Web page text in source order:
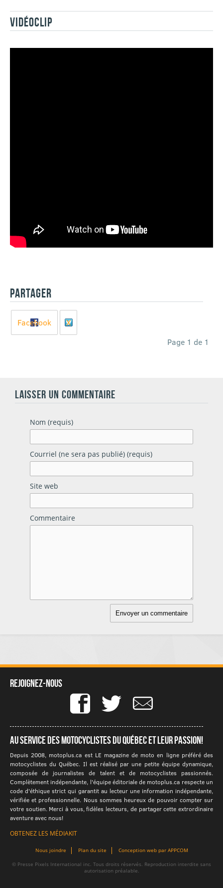
VIDÉOCLIP
PARTAGER
Facebook
X
Page 1 de 1
LAISSER UN COMMENTAIRE
Nom (requis)
Courriel (ne sera pas publié) (requis)
Site web
Commentaire
Rejoignez-nous
Au service des motocyclistes du québec et leur passion!
Depuis 2008, motoplus.ca est LE magazine de moto en ligne préféré des
motocyclistes du Québec. Il est réalisé par une petite équipe dynamique,
composée de journalistes de talent et de motocyclistes passionnés.
Complètement indépendante, l'équipe éditoriale de motoplus.ca respecte un
code d'éthique strict qui garantit au lecteur une information indépendante,
vérifiée et professionnelle. Nous sommes heureux de pouvoir compter sur
votre soutien. Merci à vous, fidèles lecteurs, de partager cette extrordinaire
aventure avec nous!
OBTENEZ LES MÉDIAKIT
Nous joindre Plan du site Conception web par APPCOM
© Presse Pixels International inc. Tous droits réservés. Reproduction interdite sans
autorisation préalable.